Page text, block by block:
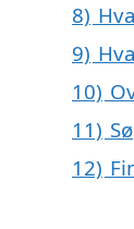
8)
9)
10)
11)
12)